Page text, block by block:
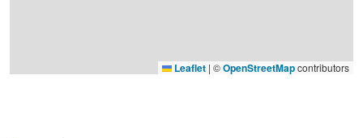
Leaflet | ©OpenStreetMapcontributors